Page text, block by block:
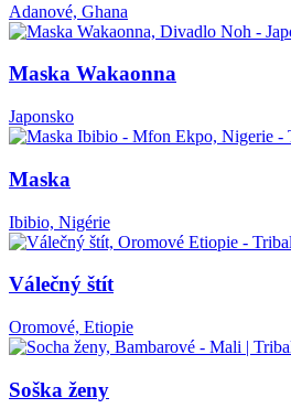
Adanové, Ghana
Maska Wakaonna
Japonsko
Maska
Ibibio, Nigérie
Válečný štít
Oromové, Etiopie
Soška ženy